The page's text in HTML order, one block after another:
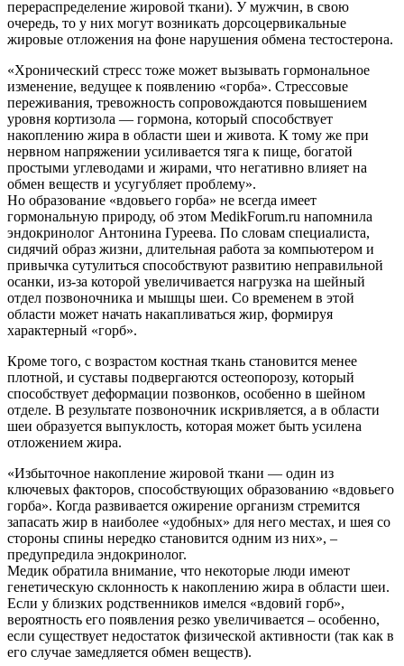
перераспределение жировой ткани). У мужчин, в свою
очередь, то у них могут возникать дорсоцервикальные
жировые отложения на фоне нарушения обмена тестостерона.
«Хронический стресс тоже может вызывать гормональное
изменение, ведущее к появлению «горба». Стрессовые
переживания, тревожность сопровождаются повышением
уровня кортизола — гормона, который способствует
накоплению жира в области шеи и живота. К тому же при
нервном напряжении усиливается тяга к пище, богатой
простыми углеводами и жирами, что негативно влияет на
обмен веществ и усугубляет проблему».
Но образование «вдовьего горба» не всегда имеет
гормональную природу, об этом MedikForum.ru напомнила
эндокринолог Антонина Гуреева. По словам специалиста,
сидячий образ жизни, длительная работа за компьютером и
привычка сутулиться способствуют развитию неправильной
осанки, из-за которой увеличивается нагрузка на шейный
отдел позвоночника и мышцы шеи. Со временем в этой
области может начать накапливаться жир, формируя
характерный «горб».
Кроме того, с возрастом костная ткань становится менее
плотной, и суставы подвергаются остеопорозу, который
способствует деформации позвонков, особенно в шейном
отделе. В результате позвоночник искривляется, а в области
шеи образуется выпуклость, которая может быть усилена
отложением жира.
«Избыточное накопление жировой ткани — один из
ключевых факторов, способствующих образованию «вдовьего
горба». Когда развивается ожирение организм стремится
запасать жир в наиболее «удобных» для него местах, и шея со
стороны спины нередко становится одним из них», –
предупредила эндокринолог.
Медик обратила внимание, что некоторые люди имеют
генетическую склонность к накоплению жира в области шеи.
Если у близких родственников имелся «вдовий горб»,
вероятность его появления резко увеличивается – особенно,
если существует недостаток физической активности (так как в
его случае замедляется обмен веществ).